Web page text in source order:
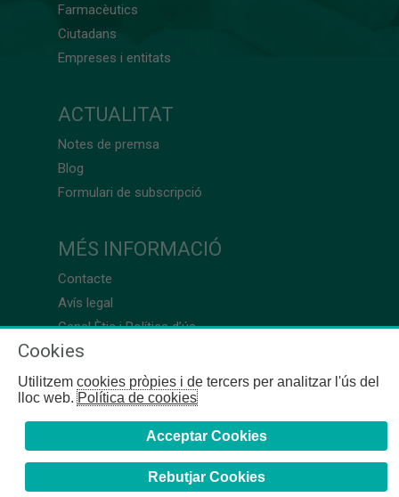
Farmacèutics
Ciutadans
Empreses i entitats
ACTUALITAT
Notes de premsa
Blog
Formulari de subscripció
MÉS INFORMACIÓ
Contacte
Avís legal
Canal Ètic i Política d’ús
Cookies
Utilitzem cookies pròpies i de tercers per analitzar l'ús del
lloc web.Política de cookies
Acceptar Cookies
Rebutjar Cookies